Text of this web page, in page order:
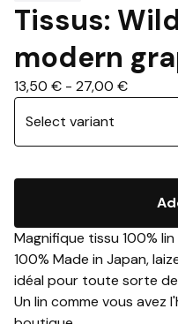
Tissus:
modern
13,50 € - 27,00 €
Magnifique tissu 100% lin
100% Made in Japan,
idéal pour toute sorte
Un lin comme vous avez